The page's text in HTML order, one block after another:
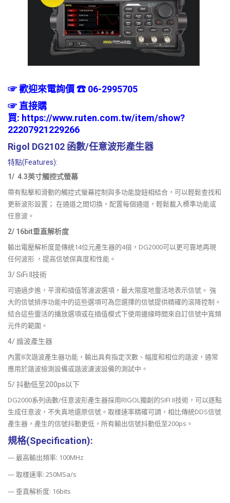
☞ 歡迎來電詢價 ☎ 06-2995705
☞直接購
買: https://www.ruten.com.tw/item/show?
22207921229266
Rigol DG2102 函數/任意波形產生器
特點(Features):
1/ 4.3英寸觸控式螢幕
帶有點擊和滑動的觸控式螢幕控制與多功能旋鈕相結合，可以輕鬆查找和
更新波形設置； 在通道之間切換，配置每個通道，輕鬆載入標準功能或
任意波。
2/ 16bit垂直解析度
輸出電壓解析度是傳統14位元產生器的4倍，DG2000可以更可靠地再現
任何波形 ，提高信號保真度和性能。
3/ SiFi II技術
可通過步進，平滑和插值等濾波選項，最大限度地靈活地表示信號。 強
大的信號排序功能中的這些選項可為您選擇的信號提供精確的滾降控制。
結合這些靈活的播放選項或在插值模式下使用邊緣時間來自訂信號中寬頻
元件的範圍。
4/ 諧波產生器
內置8次諧波產生器功能，輸出具有指定次數、幅度和相位的諧波，通常
應用於諧波檢測設備或諧波濾波設備的測試中。
5/ 抖動低至200ps以下
DG2000系列函數/任意波形產生器採用RIGOL獨創的SIFI II技術，可以逐點
生成任意波，不失真地還原信號。取樣速率精確可調，相比傳統DDS信號
產生器，產生的信號抖動更低，所有輸出信號抖動低至200ps。
規格(Specification):
— 最高輸出頻率: 100MHz
— 取樣速率: 250MSa/s
— 垂直解析度: 16bits